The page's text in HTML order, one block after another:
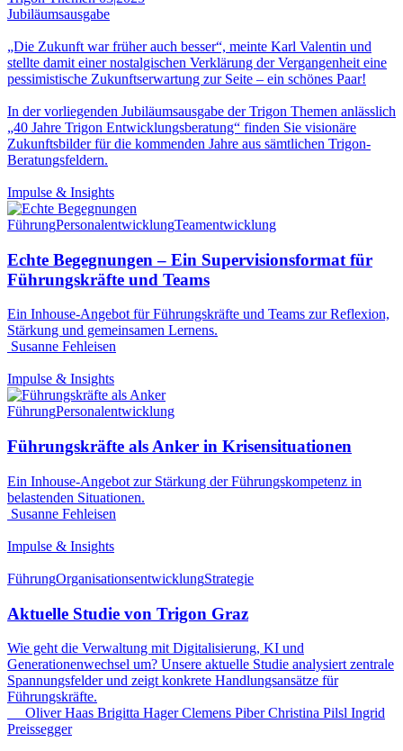
Jubiläumsausgabe
„Die Zukunft war früher auch besser“, meinte Karl Valentin und
stellte damit einer nostalgischen Verklärung der Vergangenheit eine
pessimistische Zukunftserwartung zur Seite – ein schönes Paar!
In der vorliegenden Jubiläumsausgabe der Trigon Themen anlässlich
„40 Jahre Trigon Entwicklungsberatung“ finden Sie visionäre
Zukunftsbilder für die kommenden Jahre aus sämtlichen Trigon-
Beratungsfeldern.
Impulse & Insights
FührungPersonalentwicklungTeamentwicklung
Echte Begegnungen – Ein Supervisionsformat für
Führungskräfte und Teams
Ein Inhouse-Angebot für Führungskräfte und Teams zur Reflexion,
Stärkung und gemeinsamen Lernens.
Susanne Fehleisen
Impulse & Insights
FührungPersonalentwicklung
Führungskräfte als Anker in Krisensituationen
Ein Inhouse-Angebot zur Stärkung der Führungskompetenz in
belastenden Situationen.
Susanne Fehleisen
Impulse & Insights
FührungOrganisationsentwicklungStrategie
Aktuelle Studie von Trigon Graz
Wie geht die Verwaltung mit Digitalisierung, KI und
Generationenwechsel um? Unsere aktuelle Studie analysiert zentrale
Spannungsfelder und zeigt konkrete Handlungsansätze für
Führungskräfte.
Oliver Haas Brigitta Hager Clemens Piber Christina Pilsl Ingrid
Preissegger